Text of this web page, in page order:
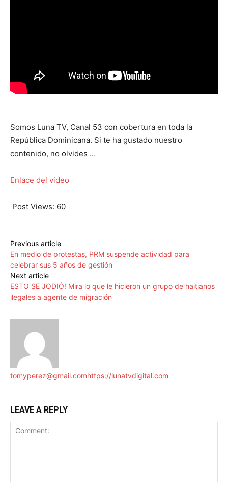
Somos Luna TV, Canal 53 con cobertura en toda la
República Dominicana. Si te ha gustado nuestro
contenido, no olvides …
Enlace del video
Post Views: 60
Previous article
En medio de protestas, PRM suspende actividad para
celebrar sus 5 años de gestión
Next article
ESTO SE JODIÓ! Mira lo que le hicieron un grupo de haitianos
ilegales a agente de migración
tomyperez@gmail.comhttps://lunatvdigital.com
LEAVE A REPLY